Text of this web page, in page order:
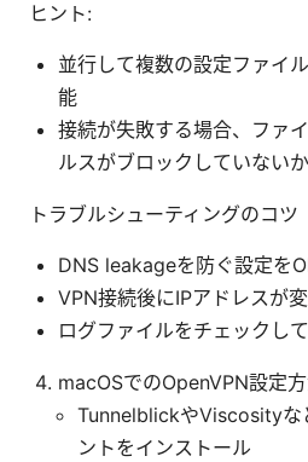
ヒント:
並行して複数の設定ファイ
能
接続が失敗する場合、ファ
ルスがブロックしていない
トラブルシューティングのコツ
DNS leakageを防ぐ設定を
VPN接続後にIPアドレスが
ログファイルをチェックし
macOSでのOpenVPN設定
TunnelblickやViscosityな
ントをインストール